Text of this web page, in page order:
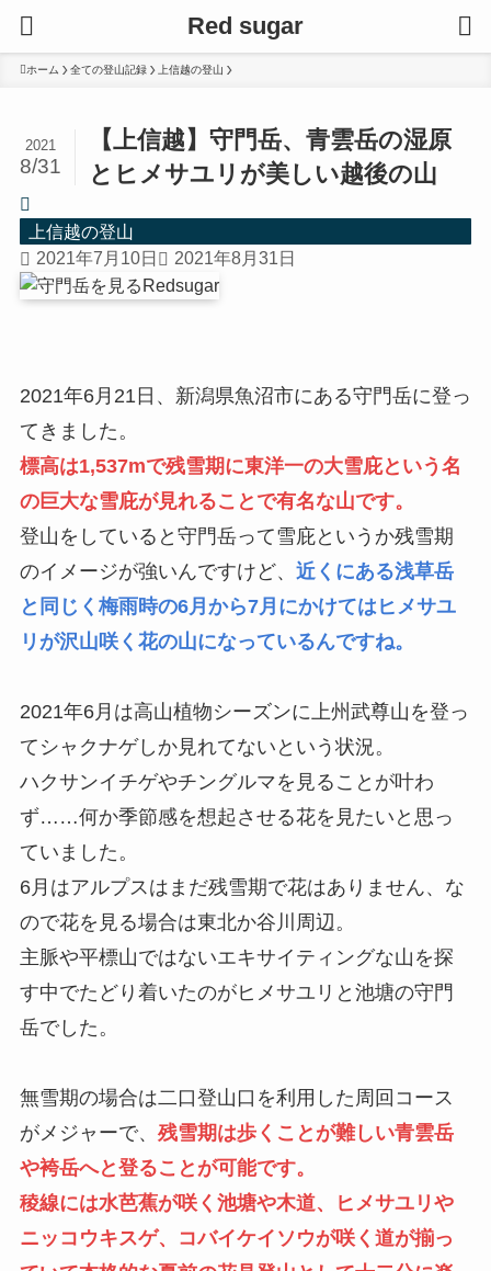
Red sugar
ホーム 全ての登山記録 上信越の登山
【上信越】守門岳、青雲岳の湿原
とヒメサユリが美しい越後の山
2021
8/31
上信越の登山
2021年7月10日
2021年8月31日
2021年6月21日、新潟県魚沼市にある守門岳に登っ
てきました。
標高は1,537mで残雪期に東洋一の大雪庇という名
の巨大な雪庇が見れることで有名な山です。
登山をしていると守門岳って雪庇というか残雪期
のイメージが強いんですけど、 近くにある浅草岳
と同じく梅雨時の6月から7月にかけてはヒメサユ
リが沢山咲く花の山になっているんですね。
2021年6月は高山植物シーズンに上州武尊山を登っ
てシャクナゲしか見れてないという状況。
ハクサンイチゲやチングルマを見ることが叶わ
ず……何か季節感を想起させる花を見たいと思っ
ていました。
6月はアルプスはまだ残雪期で花はありません、な
ので花を見る場合は東北か谷川周辺。
主脈や平標山ではないエキサイティングな山を探
す中でたどり着いたのがヒメサユリと池塘の守門
岳でした。
無雪期の場合は二口登山口を利用した周回コース
がメジャーで、 残雪期は歩くことが難しい青雲岳
や袴岳へと登ることが可能です。
稜線には水芭蕉が咲く池塘や木道、ヒメサユリや
ニッコウキスゲ、コバイケイソウが咲く道が揃っ